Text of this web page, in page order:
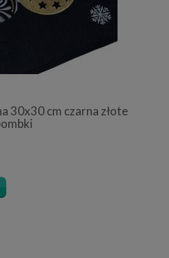
30x30 cm czarna złote